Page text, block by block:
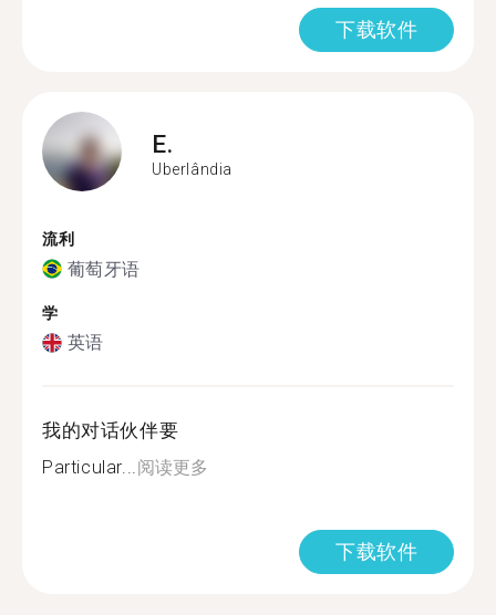
下载软件
E.
Uberlândia
流利
葡萄牙语
学
英语
我的对话伙伴要
Particular...阅读更多
下载软件